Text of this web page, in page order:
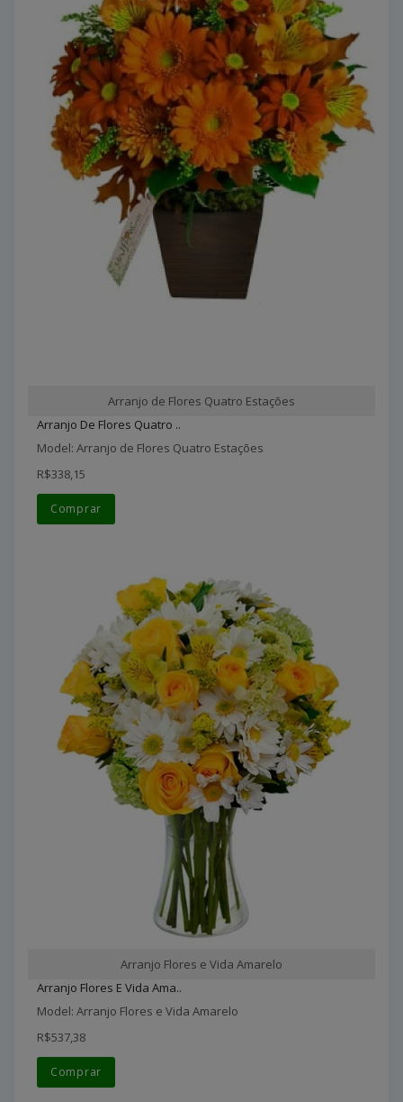
Arranjo de Flores Quatro Estações
Arranjo De Flores Quatro ..
Model: Arranjo de Flores Quatro Estações
R$338,15
Comprar
Arranjo Flores e Vida Amarelo
Arranjo Flores E Vida Ama..
Model: Arranjo Flores e Vida Amarelo
R$537,38
Comprar